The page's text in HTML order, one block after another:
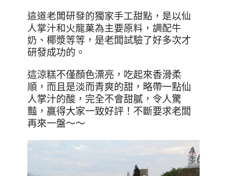
這道老闆研發的獨家手工甜點，是以仙
人掌汁和火龍菓為主要原料，調配牛
奶 、椰漿等等 ，是老闆試驗了好多次才
研發成功的。
這涼糕不僅顏色漂亮，吃起來香滑柔
順，而且是淡而青爽的甜，略帶一點仙
人掌汁的酸，完全不會甜膩，令人驚
豔，贏得大家一致好評！不斷要求老闆
再來一盤～～